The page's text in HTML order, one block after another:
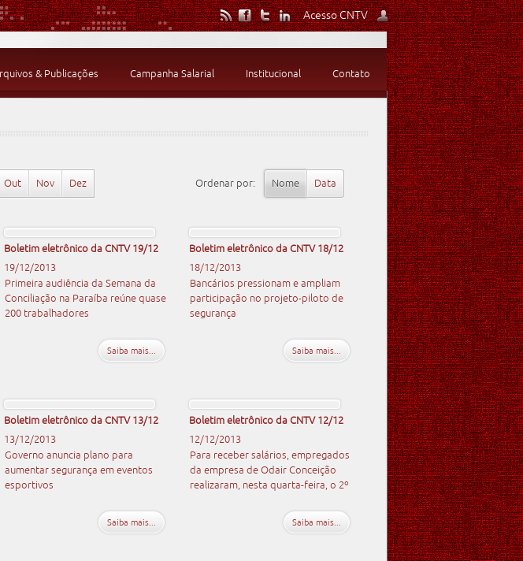
Acesso CNTV
& Publicações Campanha Salarial Institucional Contato
Out Nov Dez Ordenar por: Nome Data
Boletim eletrônico da CNTV 19/12
19/12/2013
Primeira audiência da Semana da
Conciliação na Paraíba reúne quase
200 trabalhadores
Saiba mais...
Boletim eletrônico da CNTV 18/12
18/12/2013
Bancários pressionam e ampliam
participação no projeto-piloto de
segurança
Saiba mais...
Boletim eletrônico da CNTV 13/12
13/12/2013
Governo anuncia plano para
aumentar segurança em eventos
esportivos
Saiba mais...
Boletim eletrônico da CNTV 12/12
12/12/2013
Para receber salários, empregados
da empresa de Odair Conceição
realizaram, nesta quarta-feira, o 2º
Saiba mais...